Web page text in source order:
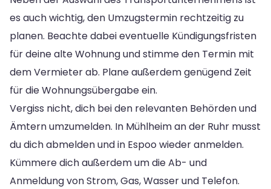
es auch wichtig, den Umzugstermin rechtzeitig zu
planen. Beachte dabei eventuelle Kündigungsfristen
für deine alte Wohnung und stimme den Termin mit
dem Vermieter ab. Plane außerdem genügend Zeit
für die Wohnungsübergabe ein.
Vergiss nicht, dich bei den relevanten Behörden und
Ämtern umzumelden. In Mühlheim an der Ruhr musst
du dich abmelden und in Espoo wieder anmelden.
Kümmere dich außerdem um die Ab- und
Anmeldung von Strom, Gas, Wasser und Telefon.